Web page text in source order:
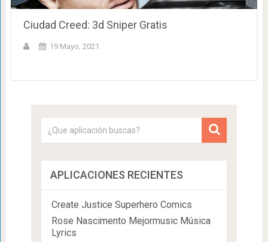
Ciudad Creed: 3d Sniper Gratis
19 Mayo, 2021
APLICACIONES RECIENTES
Create Justice Superhero Comics
Rose Nascimento Mejormusic Música
Lyrics